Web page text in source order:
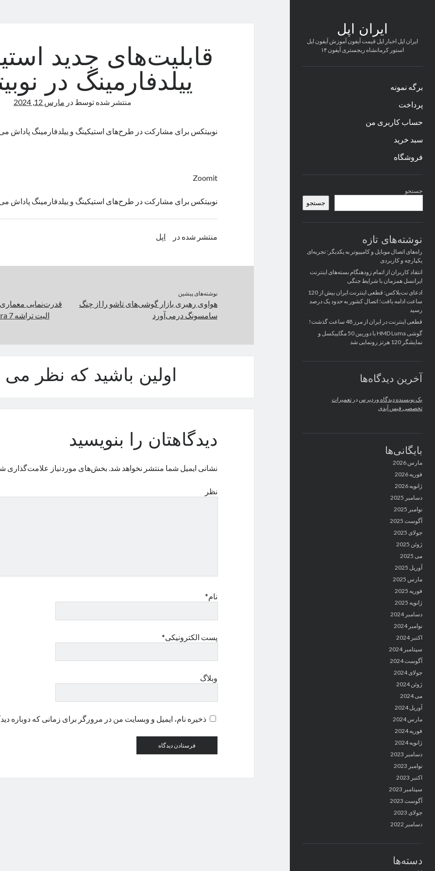
ایران اپل
ایران اپل اخبار اپل قیمت آیفون آموزش آیفون اپل
استور کرمانشاه ریجستری آیفون ۱۴
برگه نمونه
پرداخت
حساب کاربری من
سبد خرید
فروشگاه
کناری
جستجو
جستجو
نوشته‌های تازه
راه‌های اتصال موبایل و کامپیوتر به یکدیگر: تجربه‌ای
یکپارچه و کاربردی
انتقاد کاربران از اتمام زودهنگام بسته‌های اینترنت
ایرانسل همزمان با شرایط جنگی
ادعای نت‌بلاکس: قطعی اینترنت ایران بیش از 120
ساعت ادامه یافت؛ اتصال کشور به حدود یک درصد
رسید
قطعی اینترنت در ایران از مرز 48 ساعت گذشت!
گوشی HMD Luma با دوربین 50 مگاپیکسل و
نمایشگر 120 هرتز رونمایی شد
آخرین دیدگاه‌ها
یک نویسنده دیدگاه وردپرس در تعمیرات
تخصصی فیس آیدی
بایگانی‌ها
مارس 2026
فوریه 2026
ژانویه 2026
دسامبر 2025
نوامبر 2025
آگوست 2025
جولای 2025
ژوئن 2025
می 2025
آوریل 2025
مارس 2025
فوریه 2025
ژانویه 2025
دسامبر 2024
نوامبر 2024
اکتبر 2024
سپتامبر 2024
آگوست 2024
جولای 2024
ژوئن 2024
می 2024
آوریل 2024
مارس 2024
فوریه 2024
ژانویه 2024
دسامبر 2023
نوامبر 2023
اکتبر 2023
سپتامبر 2023
آگوست 2023
جولای 2023
دسامبر 2022
دسته‌ها
قابلیت‌های جدید
ییلدفارمینگ در
منتشر شده توسطدر مارس 12, 2024
نوبیتکس برای مشارکت در طرح‌های استیکینگ و ییلدفارمینگ پاداش
Zoomit
نوبیتکس برای مشارکت در طرح‌های استیکینگ و ییلدفارمینگ پاداش
منتشر شده در اپل
نوشته‌های پیشین
هواوی رهبری بازار گوشی‌های تاشو را از چنگ
سامسونگ درمی‌آورد
قدرت‌نمایی
الیت تراشه Core Ultra 7 را شکست داد
اولین باشید که نظر می
دیدگاهتان را بنویسید
نشانی ایمیل شما منتشر نخواهد شد. بخش‌های موردنیاز علامت‌گذاری
نظر
نام*
پست الکترونیکی*
وبلاگ
ذخیره نام، ایمیل و وبسایت من در مرورگر برای زمانی که دوباره